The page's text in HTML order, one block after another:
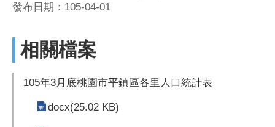
發布日期：105-04-01
相關檔案
105年3月底桃園市平鎮區各里人口統計表
docx(25.02 KB)